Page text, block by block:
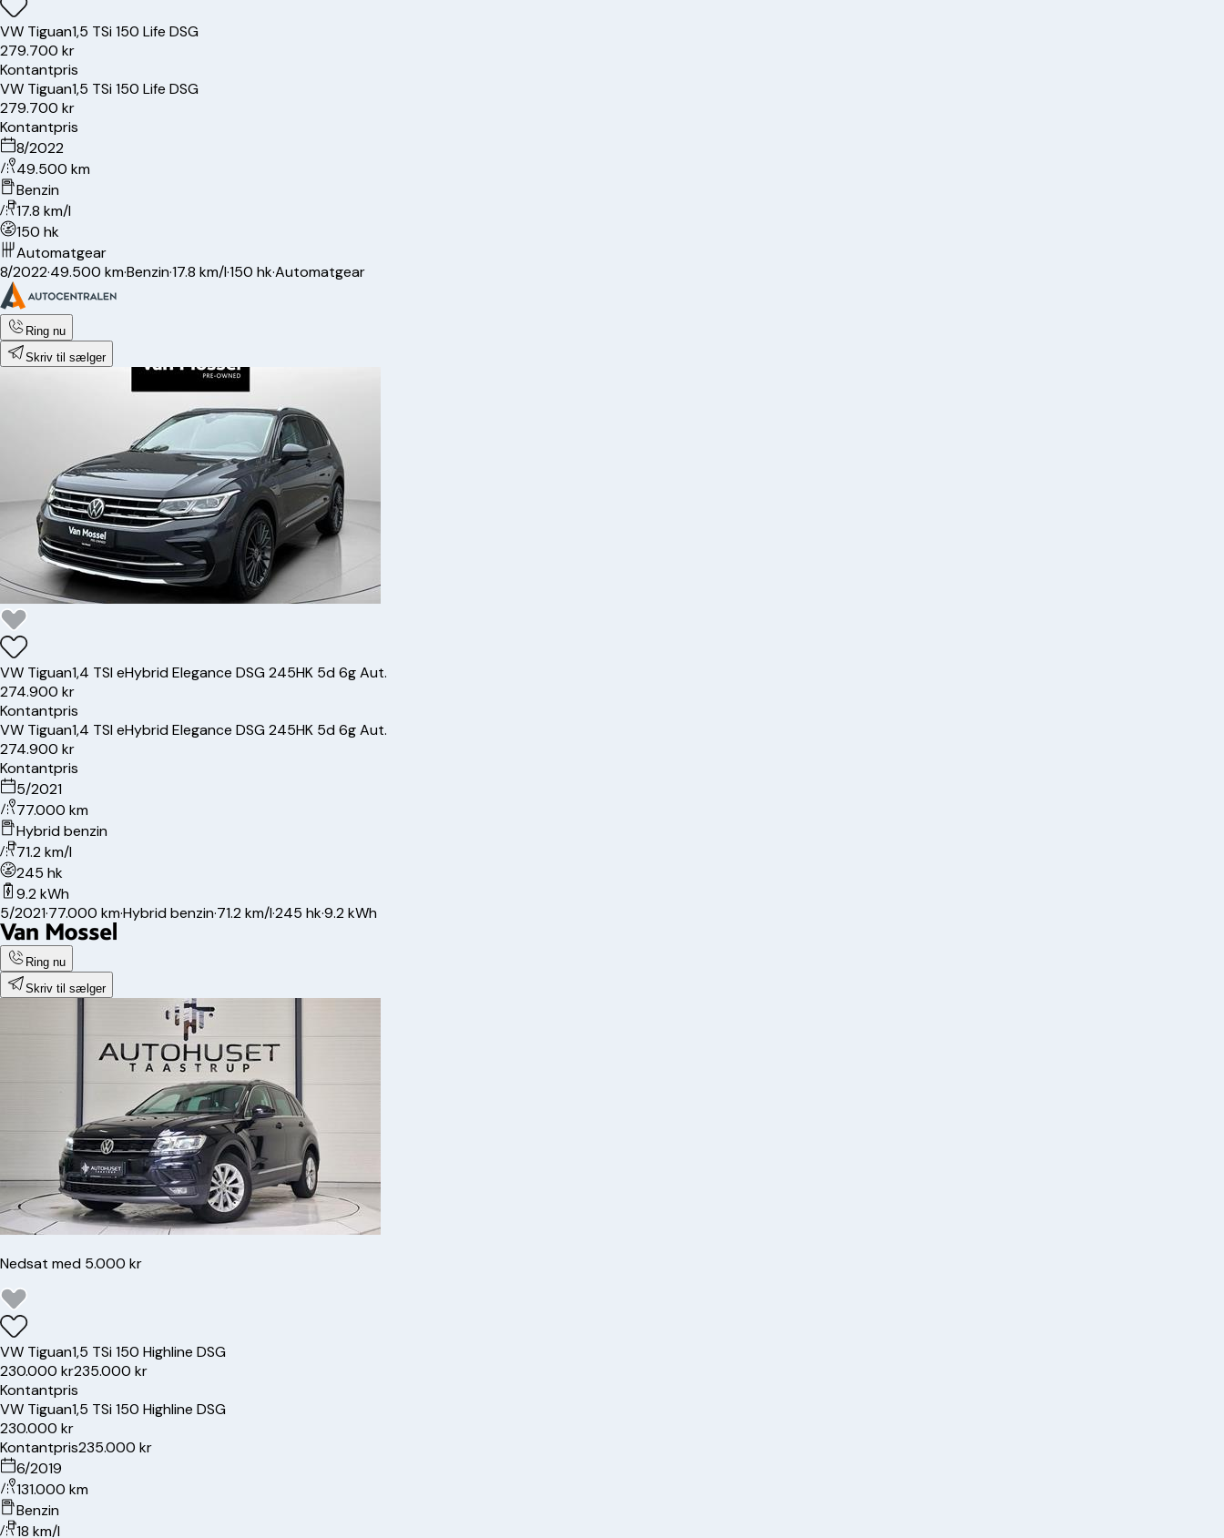
VW Tiguan1,5 TSi 150 Life DSG
279.700 kr
Kontantpris
VW Tiguan1,5 TSi 150 Life DSG
279.700 kr
Kontantpris
8/2022
49.500 km
Benzin
17.8 km/l
150 hk
Automatgear
8/2022·49.500 km·Benzin·17.8 km/l·150 hk·Automatgear
Ring nu
Skriv til sælger
VW Tiguan1,4 TSI eHybrid Elegance DSG 245HK 5d 6g Aut.
274.900 kr
Kontantpris
VW Tiguan1,4 TSI eHybrid Elegance DSG 245HK 5d 6g Aut.
274.900 kr
Kontantpris
5/2021
77.000 km
Hybrid benzin
71.2 km/l
245 hk
9.2 kWh
5/2021·77.000 km·Hybrid benzin·71.2 km/l·245 hk·9.2 kWh
Ring nu
Skriv til sælger
Nedsat med 5.000 kr
VW Tiguan1,5 TSi 150 Highline DSG
230.000 kr235.000 kr
Kontantpris
VW Tiguan1,5 TSi 150 Highline DSG
230.000 kr
Kontantpris235.000 kr
6/2019
131.000 km
Benzin
18 km/l